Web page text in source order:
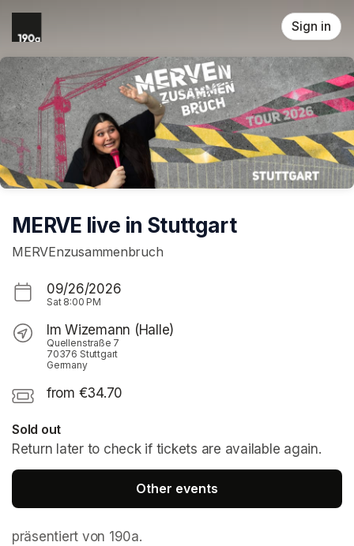
Skip header
Sign in
MERVE live in Stuttgart
MERVEnzusammenbruch
09/26/2026
Sat 8:00 PM
Im Wizemann (Halle)
Quellenstraße 7
70376 Stuttgart
Germany
from €34.70
Sold out
Return later to check if tickets are available again.
Other events
präsentiert von 190a.